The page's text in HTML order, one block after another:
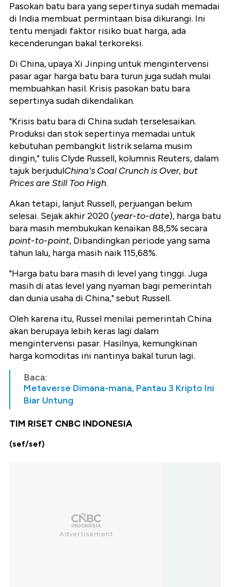
Pasokan batu bara yang sepertinya sudah memadai
di India membuat permintaan bisa dikurangi. Ini
tentu menjadi faktor risiko buat harga, ada
kecenderungan bakal terkoreksi.
Di China, upaya Xi Jinping untuk mengintervensi
pasar agar harga batu bara turun juga sudah mulai
membuahkan hasil. Krisis pasokan batu bara
sepertinya sudah dikendalikan.
"Krisis batu bara di China sudah terselesaikan.
Produksi dan stok sepertinya memadai untuk
kebutuhan pembangkit listrik selama musim
dingin," tulis Clyde Russell, kolumnis Reuters, dalam
tajuk berjudulChina's Coal Crunch is Over, but
Prices are Still Too High.
Akan tetapi, lanjut Russell, perjuangan belum
selesai. Sejak akhir 2020 (year-to-date), harga batu
bara masih membukukan kenaikan 88,5% secara
point-to-point, Dibandingkan periode yang sama
tahun lalu, harga masih naik 115,68%.
"Harga batu bara masih di level yang tinggi. Juga
masih di atas level yang nyaman bagi pemerintah
dan dunia usaha di China," sebut Russell.
Oleh karena itu, Russel menilai pemerintah China
akan berupaya lebih keras lagi dalam
mengintervensi pasar. Hasilnya, kemungkinan
harga komoditas ini nantinya bakal turun lagi.
Baca:
Metaverse Dimana-mana, Pantau 3 Kripto Ini
Biar Untung
TIM RISET CNBC INDONESIA
(sef/sef)